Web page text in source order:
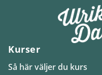
Kurser
Så här väljer du kurs